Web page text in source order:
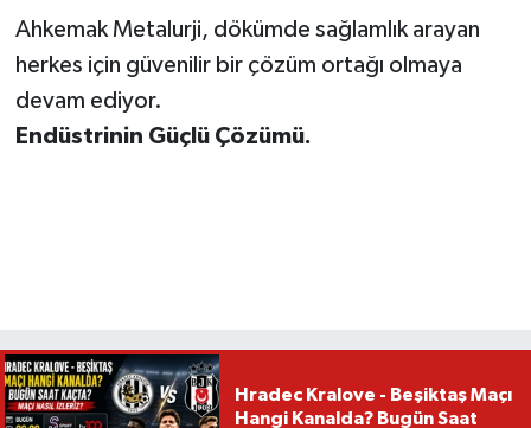
Ahkemak Metalurji, dökümde sağlamlık arayan
herkes için güvenilir bir çözüm ortağı olmaya
devam ediyor.
Endüstrinin Güçlü Çözümü.
Hradec Kralove - Beşiktaş Maçı
Hangi Kanalda? Bugün Saat